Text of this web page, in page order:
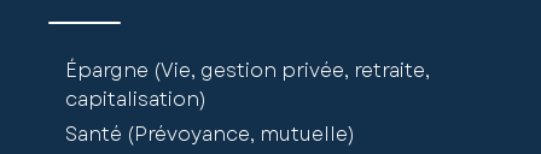
Épargne (Vie, gestion privée, retraite,
capitalisation)
Santé (Prévoyance, mutuelle)